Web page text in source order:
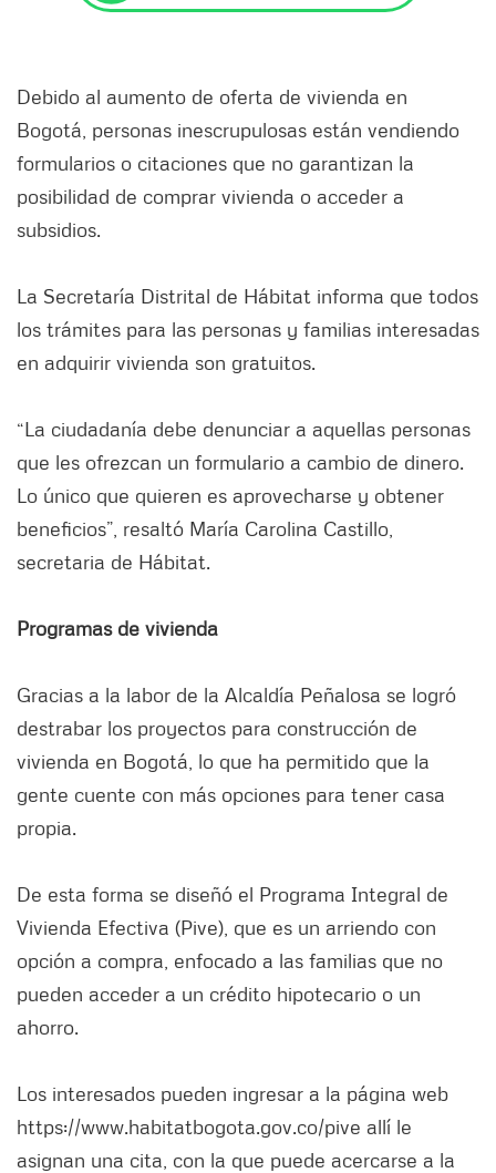
Debido al aumento de oferta de vivienda en
Bogotá, personas inescrupulosas están vendiendo
formularios o citaciones que no garantizan la
posibilidad de comprar vivienda o acceder a
subsidios.
La Secretaría Distrital de Hábitat informa que todos
los trámites para las personas y familias interesadas
en adquirir vivienda son gratuitos.
“La ciudadanía debe denunciar a aquellas personas
que les ofrezcan un formulario a cambio de dinero.
Lo único que quieren es aprovecharse y obtener
beneficios”, resaltó María Carolina Castillo,
secretaria de Hábitat.
Programas de vivienda
Gracias a la labor de la Alcaldía Peñalosa se logró
destrabar los proyectos para construcción de
vivienda en Bogotá, lo que ha permitido que la
gente cuente con más opciones para tener casa
propia.
De esta forma se diseñó el Programa Integral de
Vivienda Efectiva (Pive), que es un arriendo con
opción a compra, enfocado a las familias que no
pueden acceder a un crédito hipotecario o un
ahorro.
Los interesados pueden ingresar a la página web
https://www.habitatbogota.gov.co/pive allí le
asignan una cita, con la que puede acercarse a la